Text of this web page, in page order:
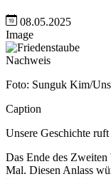
08.05.2025
Image
Nachweis
Foto: Sunguk Kim/
Caption
Unsere Geschichte
Das Ende des
Mal. Diesen Anlass